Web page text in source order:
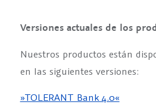
Versiones actuales de los
Nuestros productos están
en las siguientes versiones:
»TOLERANT Bank 4.0«